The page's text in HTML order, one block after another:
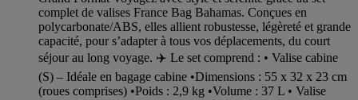
complet de valises France Bag Bahamas. Conçues en
polycarbonate/ABS, elles allient robustesse, légèreté et grande
capacité, pour s’adapter à tous vos déplacements, du court
séjour au long voyage. ✈️ Le set comprend : • Valise cabine
(S) – Idéale en bagage cabine •Dimensions : 55 x 32 x 23 cm
(roues comprises) •Poids : 2,9 kg •Volume : 37 L • Valise